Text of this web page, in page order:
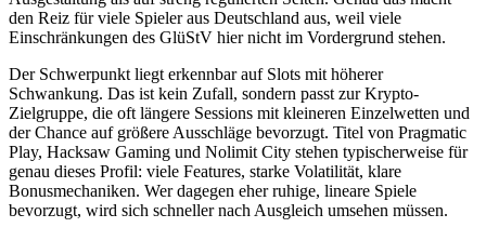
den Reiz für viele Spieler aus Deutschland aus, weil viele
Einschränkungen des GlüStV hier nicht im Vordergrund stehen.
Der Schwerpunkt liegt erkennbar auf Slots mit höherer
Schwankung. Das ist kein Zufall, sondern passt zur Krypto-
Zielgruppe, die oft längere Sessions mit kleineren Einzelwetten und
der Chance auf größere Ausschläge bevorzugt. Titel von Pragmatic
Play, Hacksaw Gaming und Nolimit City stehen typischerweise für
genau dieses Profil: viele Features, starke Volatilität, klare
Bonusmechaniken. Wer dagegen eher ruhige, lineare Spiele
bevorzugt, wird sich schneller nach Ausgleich umsehen müssen.